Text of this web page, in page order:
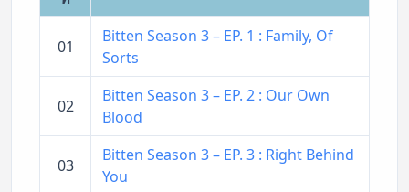
01
Bitten Season 3 – EP. 1 : Family, Of
Sorts
02
Bitten Season 3 – EP. 2 : Our Own
Blood
03
Bitten Season 3 – EP. 3 : Right Behind
You